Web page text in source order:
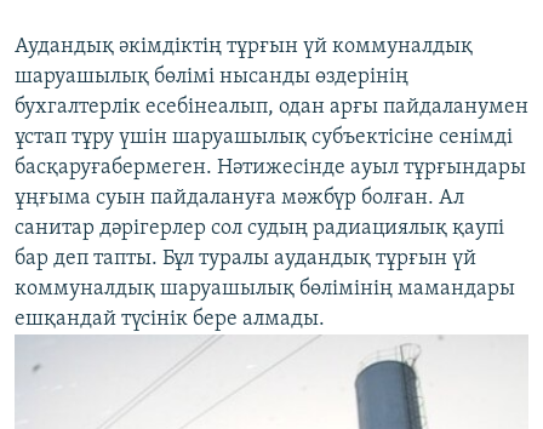
Аудандық әкімдіктің тұрғын үй коммуналдық
шаруашылық бөлімі нысанды өздерінің
бухгалтерлік есебінеалып, одан арғы пайдаланумен
ұстап тұру үшін шаруашылық субъектісіне сенімді
басқаруғабермеген. Нәтижесінде ауыл тұрғындары
ұңғыма суын пайдалануға мәжбүр болған. Ал
санитар дәрігерлер сол судың радиациялық қаупі
бар деп тапты. Бұл туралы аудандық тұрғын үй
коммуналдық шаруашылық бөлімінің мамандары
ешқандай түсінік бере алмады.